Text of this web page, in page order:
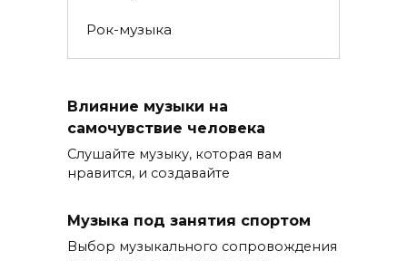
Рок-музыка
Влияние музыки на
самочувствие человека
Слушайте музыку, которая вам
нравится, и создавайте
Музыка под занятия спортом
Выбор музыкального сопровождения